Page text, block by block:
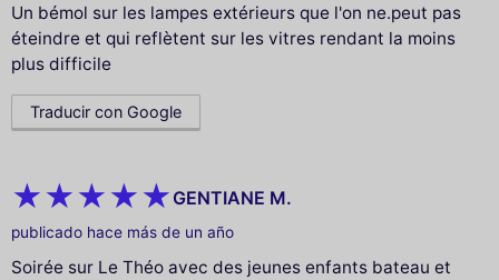
Un bémol sur les lampes extérieurs que l'on ne.peut pas
éteindre et qui reflètent sur les vitres rendant la moins
plus difficile
Traducir con Google
GENTIANE M.
publicado hace más de un año
Soirée sur Le Théo avec des jeunes enfants bateau et